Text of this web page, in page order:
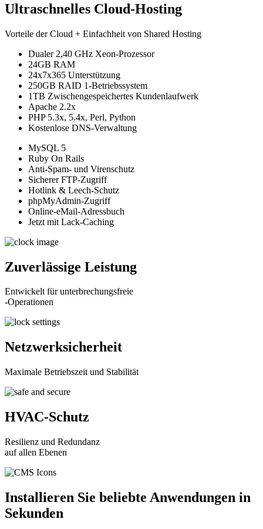
Ultraschnelles Cloud-Hosting
Vorteile der Cloud + Einfachheit von Shared Hosting
Dualer 2,40 GHz Xeon-Prozessor
24GB RAM
24x7x365 Unterstützung
250GB RAID 1-Betriebssystem
1TB Zwischengespeichertes Kundenlaufwerk
Apache 2.2x
PHP 5.3x, 5.4x, Perl, Python
Kostenlose DNS-Verwaltung
MySQL 5
Ruby On Rails
Anti-Spam- und Virenschutz
Sicherer FTP-Zugriff
Hotlink & Leech-Schutz
phpMyAdmin-Zugriff
Online-eMail-Adressbuch
Jetzt mit Lack-Caching
Zuverlässige Leistung
Entwickelt für unterbrechungsfreie
-Operationen
Netzwerksicherheit
Maximale Betriebszeit und Stabilität
HVAC-Schutz
Resilienz und Redundanz
auf allen Ebenen
Installieren Sie beliebte Anwendungen in
Sekunden